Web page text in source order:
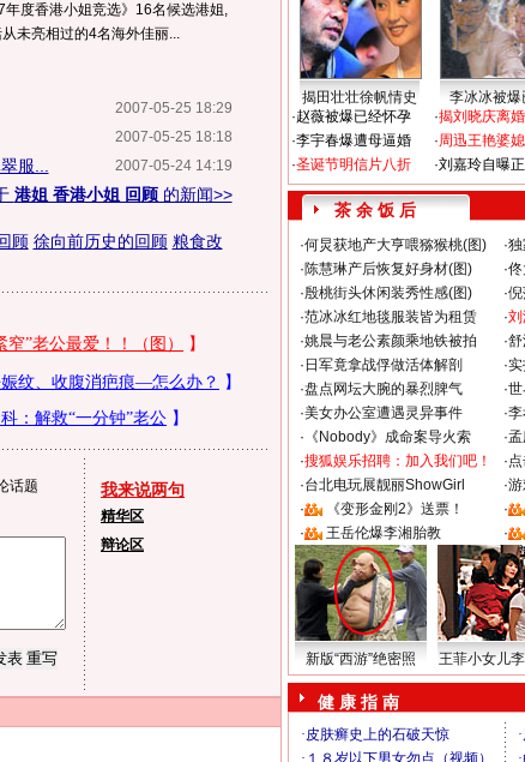
度香港小姐竞选》16名候选港姐,
未亮相过的4名海外佳丽...
2007-05-25 18:29
2007-05-25 18:18
2007-05-24 14:19
服...
港姐 香港小姐 回顾的新闻>>
顾 徐向前历史的回顾 粮食改
话题 我来说两句
精华区
辩论区
揭田壮壮徐帆情史 李冰冰被爆
·赵薇被爆已经怀孕
·李宇春爆遭母逼婚
·圣诞节明信片八折
·揭刘晓庆离
·周迅王艳婆
·刘嘉玲自曝
茶 余 饭 后
·何炅获地产大亨喂猕猴桃(图) ·
·陈慧琳产后恢复好身材(图) ·
·殷桃街头休闲装秀性感(图) ·
·范冰冰红地毯服装皆为租赁 ·
·姚晨与老公素颜乘地铁被拍 ·
· 日军竟拿战俘做活体解剖 ·
·盘点网坛大腕的暴烈脾气 ·
·美女办公室遭遇灵异事件 ·
· 《Nobody》成命案导火索 ·
·搜狐娱乐招聘：加入我们吧！ ·
·台北电玩展靓丽ShowGirl ·
·
《变形金刚2》送票！ ·
·
王岳伦爆李湘胎教 ·
新版“西游”绝密照 王菲小女儿
健 康 指 南